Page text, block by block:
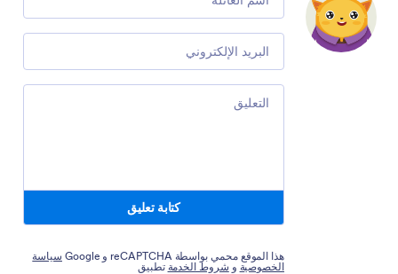
Email
Comment
كتابة تعليق
هذا الموقع محمي بواسطة reCAPTCHA و Google
سياسة
الخصوصية و شروط الخدمة تطبيق